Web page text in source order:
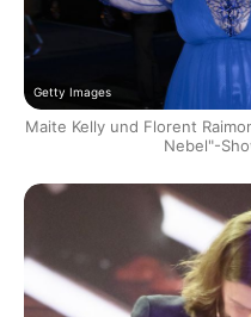
Getty Images
Maite Kelly und Florent
Nebel"-